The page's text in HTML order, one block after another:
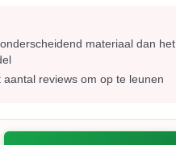
materiaal dan het
aantal reviews om op te leunen